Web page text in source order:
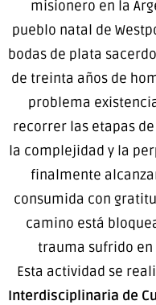
misionero en la
pueblo natal de
bodas de plata
de treinta años de
problema
recorrer las etapas
la complejidad y la
finalmente
consumida con
camino está
trauma sufrido en
Esta actividad se
Interdisciplinaria de